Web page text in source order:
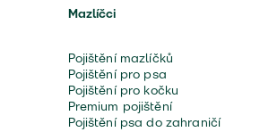
Mazlíčci
Pojištění mazlíčků
Pojištění pro psa
Pojištění pro kočku
Premium pojištění
Pojištění psa do zahraničí